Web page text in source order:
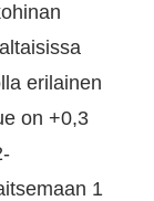
erilainen
on +0,3
1